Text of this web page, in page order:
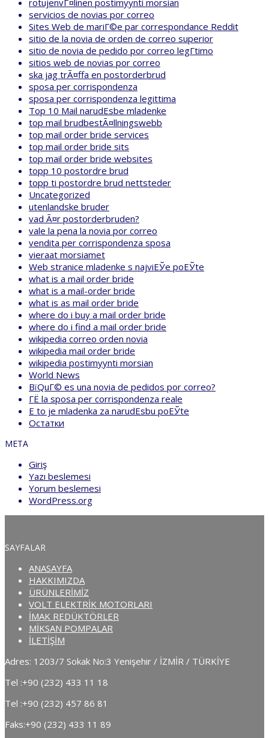
rotujenvГ¤linen postimyynti morsian
servicios de novias por correo
Sites Web de mariГ©e par correspondance Reddit
sitio de la novia de orden de correo superior
sitio de novia de pedido por correo legГ­timo
sitios web de novias por correo
ska jag trÃ¤ffa en postorderbrud
sposa per corrispondenza
sposa per corrispondenza legittima
Top 10 Mail narudЕѕbe mladenke
top mail brudbestÃ¤llningswebb
top mail order bride services
top mail order bride sits
top mail order bride websites
topp 10 postordre brud
topp ti postordre brud nettsteder
Uncategorized
utenlandske bruder
vad Ã¤r postorderbruden?
vale la pena la novia por correo
vendita per corrispondenza sposa
vieraat morsiamet
Web stranice mladenke s najviЕЎe poЕЎte
what is a mail order bride
what is a mail-order bride
what is as mail order bride
where do i buy a mail order bride
where do i find a mail order bride
wikipedia correo orden novia
wikipedia mail order bride
wikipedia postimyynti morsian
World News
ВїQuГ© es una novia de pedidos por correo?
ГЁ la sposa per corrispondenza reale
Е to je mladenka za narudЕѕbu poЕЎte
Остатки
META
Giriş
Yazı beslemesi
Yorum beslemesi
WordPress.org
SAYFALAR
ANASAYFA
HAKKIMIZDA
ÜRÜNLERİMİZ
VOLT ELEKTRİK MOTORLARI
İMAK REDÜKTÖRLER
MİKSAN POMPALAR
İLETİŞİM
Adres: 1203/7 Sokak No:3 Yenişehir / İZMİR / TÜRKİYE
Tel :+90 (232) 433 11 18
Tel :+90 (232) 457 86 81
Faks:+90 (232) 433 11 89